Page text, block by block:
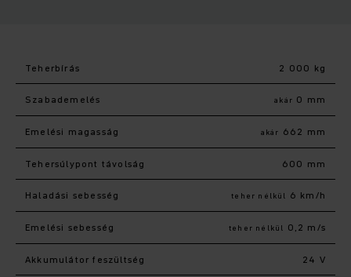
Teherbírás 2 000 kg
Szabademelés akár 0 mm
Emelési magasság akár 662 mm
Tehersúlypont távolság 600 mm
Haladási sebesség teher nélkül 6 km/h
Emelési sebesség teher nélkül 0,2 m/s
Akkumulátor feszültség 24 V